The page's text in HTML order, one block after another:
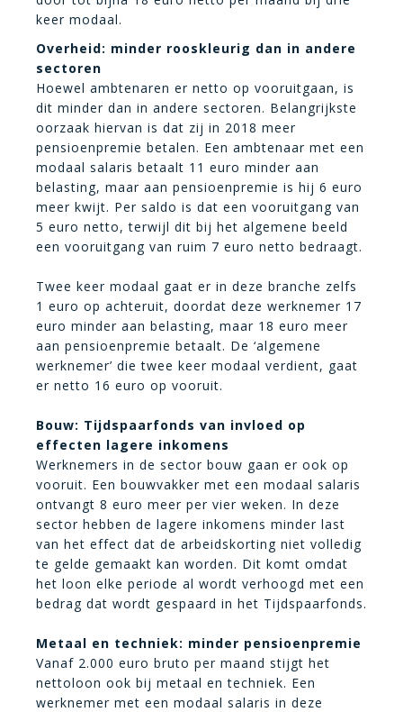
keer modaal.
Overheid: minder rooskleurig dan in andere
sectoren
Hoewel ambtenaren er netto op vooruitgaan, is
dit minder dan in andere sectoren. Belangrijkste
oorzaak hiervan is dat zij in 2018 meer
pensioenpremie betalen. Een ambtenaar met een
modaal salaris betaalt 11 euro minder aan
belasting, maar aan pensioenpremie is hij 6 euro
meer kwijt. Per saldo is dat een vooruitgang van
5 euro netto, terwijl dit bij het algemene beeld
een vooruitgang van ruim 7 euro netto bedraagt.
Twee keer modaal gaat er in deze branche zelfs
1 euro op achteruit, doordat deze werknemer 17
euro minder aan belasting, maar 18 euro meer
aan pensioenpremie betaalt. De ‘algemene
werknemer’ die twee keer modaal verdient, gaat
er netto 16 euro op vooruit.
Bouw: Tijdspaarfonds van invloed op
effecten lagere inkomens
Werknemers in de sector bouw gaan er ook op
vooruit. Een bouwvakker met een modaal salaris
ontvangt 8 euro meer per vier weken. In deze
sector hebben de lagere inkomens minder last
van het effect dat de arbeidskorting niet volledig
te gelde gemaakt kan worden. Dit komt omdat
het loon elke periode al wordt verhoogd met een
bedrag dat wordt gespaard in het Tijdspaarfonds.
Metaal en techniek: minder pensioenpremie
Vanaf 2.000 euro bruto per maand stijgt het
nettoloon ook bij metaal en techniek. Een
werknemer met een modaal salaris in deze